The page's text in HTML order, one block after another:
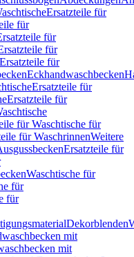
Ersatzteile für
für
für
für
Ersatzteile für
Eckhandwaschbecken
Ersatzteile für
Ersatzteile für
für Waschtische für
für WaschrinnenWeitere
Ersatzteile für
Waschtische für
für
für
Dekorblenden
mit
mit